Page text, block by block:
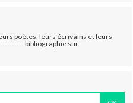
poètes, leurs écrivains et leurs
bibliographie sur